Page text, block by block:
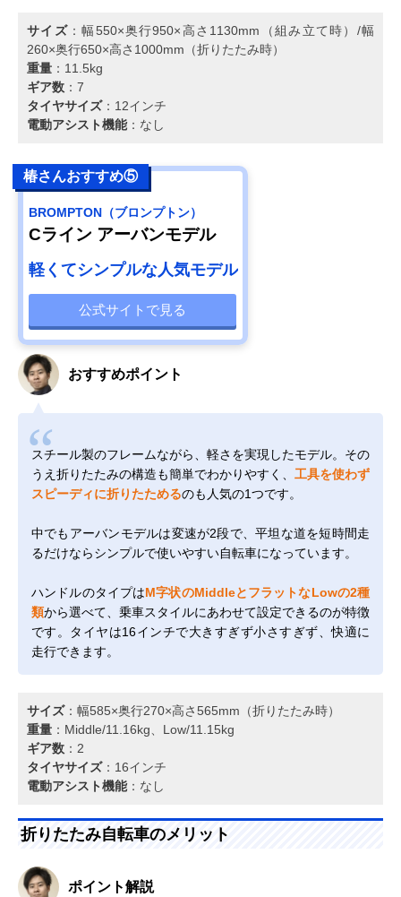
サイズ：幅550×奥行950×高さ1130mm（組み立て時）/幅
260×奥行650×高さ1000mm（折りたたみ時）
重量 ：11.5kg
ギア数 ：7
タイヤサイズ：12インチ
電動アシスト機能：なし
椿さんおすすめ⑤
BROMPTON（ブロンプトン）
Cライン アーバンモデル
軽くてシンプルな人気モデル
公式サイトで見る
おすすめポイント
スチール製のフレームながら、軽さを実現したモデル。その
うえ折りたたみの構造も簡単でわかりやすく、 工具を使わず
スピーディに折りたためるのも人気の1つです。
中でもアーバンモデルは変速が2段で、平坦な道を短時間走
るだけならシンプルで使いやすい自転車になっています。
ハンドルのタイプはM字状のMiddleとフラットなLowの2種
類から選べて、乗車スタイルにあわせて設定できるのが特徴
です。タイヤは16インチで大きすぎず小さすぎず、快適に
走行できます。
サイズ：幅585×奥行270×高さ565mm（折りたたみ時）
重量 ：Middle/11.16kg、Low/11.15kg
ギア数 ：2
タイヤサイズ：16インチ
電動アシスト機能：なし
折りたたみ自転車のメリット
ポイント解説